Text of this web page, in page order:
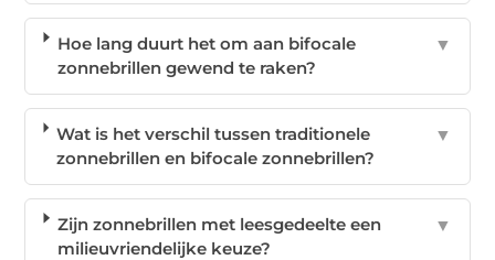
Hoe lang duurt het om aan bifocale
zonnebrillen gewend te raken?
▼
Wat is het verschil tussen traditionele
zonnebrillen en bifocale zonnebrillen?
▼
Zijn zonnebrillen met leesgedeelte een
milieuvriendelijke keuze?
▼